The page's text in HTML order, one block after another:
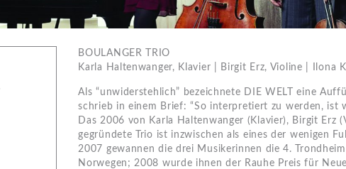
BOULANGER TRIO
Karla Haltenwanger, Klavier | Birgit Erz, Violine | Ilona
Als “unwiderstehlich” bezeichnete DIE WELT eine
schrieb in einem Brief: “So interpretiert zu werden, ist
Das 2006 von Karla Haltenwanger (Klavier), Birgit Erz
gegründete Trio ist inzwischen als eines der wenigen
2007 gewannen die drei Musikerinnen die 4.
Norwegen; 2008 wurde ihnen der Rauhe Preis für